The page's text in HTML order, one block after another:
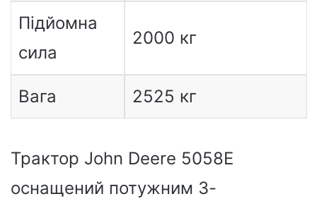
Підйомна
сила
2000 кг
Вага 2525 кг
Трактор John Deere 5058E
оснащений потужним 3-